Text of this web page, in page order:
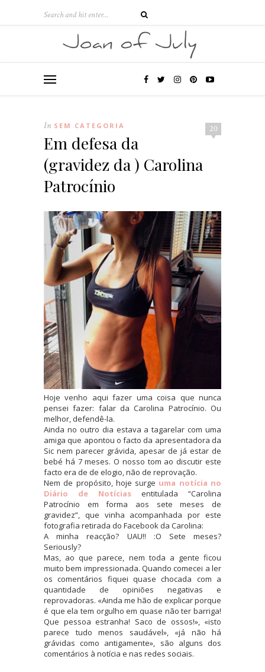
20
In SEM CATEGORIA
Em defesa da
(gravidez da ) Carolina
Patrocínio
Hoje venho aqui fazer uma coisa que nunca
pensei fazer: falar da Carolina Patrocínio. Ou
melhor, defendê-la.
Ainda no outro dia estava a tagarelar com uma
amiga que apontou o facto da apresentadora da
Sic nem parecer grávida, apesar de já estar de
bebé há 7 meses. O nosso tom ao discutir este
facto era de de elogio, não de reprovação.
Nem de propósito, hoje surge uma notícia no
Diário de Notícias entitulada “Carolina
Patrocínio em forma aos sete meses de
gravidez”, que vinha acompanhada por este
fotografia retirada do Facebook da Carolina:
A minha reacção? UAU!! :O Sete meses?
Seriously?
Mas, ao que parece, nem toda a gente ficou
muito bem impressionada. Quando comecei a ler
os comentários fiquei quase chocada com a
quantidade de opiniões negativas e
reprovadoras. «Ainda me hão de explicar porque
é que ela tem orgulho em quase não ter barriga!
Que pessoa estranha! Saco de ossos!», «isto
parece tudo menos saudável», «já não há
grávidas como antigamente», são alguns dos
comentários à notícia e nas redes sociais.